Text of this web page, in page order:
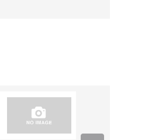
タカラバイオ